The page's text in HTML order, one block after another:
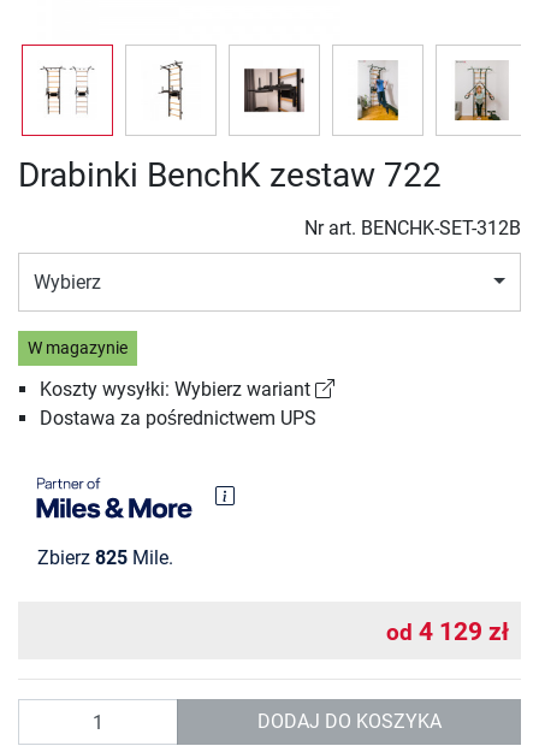
Drabinki BenchK zestaw 722
Nr art. BENCHK-SET-312B
Wybierz
W magazynie
Koszty wysyłki: Wybierz wariant
Dostawa za pośrednictwem UPS
Zbierz 825 Mile.
od 4 129 zł
DODAJ DO KOSZYKA